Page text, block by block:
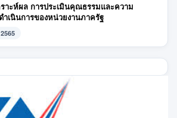
ราะห์ผล การประเมินคุณธรรมและความ
ำเนินการของหน่วยงานภาครัฐ